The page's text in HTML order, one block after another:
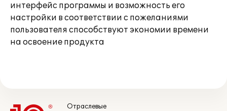
интерфейс программы и возможность его
настройки в соответствии с пожеланиями
пользователя способствуют экономии времени
на освоение продукта
Отраслевые